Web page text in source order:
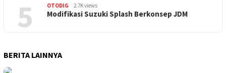
5 OTODIG 2.7K views
Modifikasi Suzuki Splash Berkonsep JDM
BERITA LAINNYA